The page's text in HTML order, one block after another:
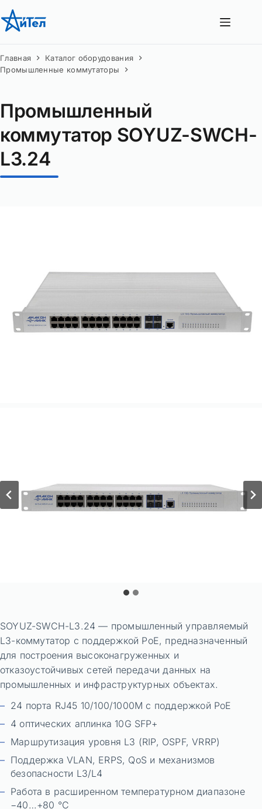
Перейти
к
Главная
Каталог оборудования
Промышленные коммутаторы
Промышленный
коммутатор SOYUZ-SWCH-
L3.24
SOYUZ-SWCH-L3.24 — промышленный управляемый
L3-коммутатор с поддержкой PoE, предназначенный
для построения высоконагруженных и
отказоустойчивых сетей передачи данных на
промышленных и инфраструктурных объектах.
24 порта RJ45 10/100/1000M с поддержкой PoE
4 оптических аплинка 10G SFP+
Маршрутизация уровня L3 (RIP, OSPF, VRRP)
Поддержка VLAN, ERPS, QoS и механизмов
безопасности L3/L4
Работа в расширенном температурном диапазоне
−40…+80 °C